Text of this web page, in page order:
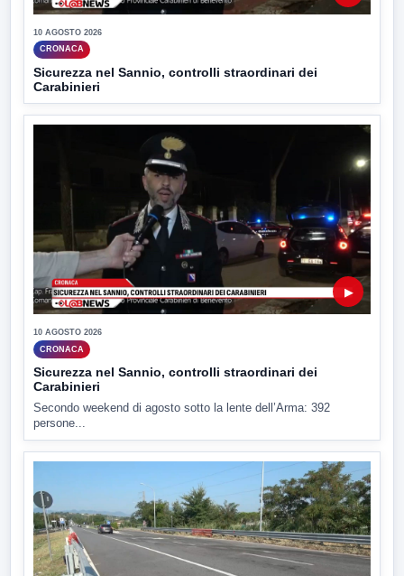
10 AGOSTO 2026
CRONACA
Sicurezza nel Sannio, controlli straordinari dei
Carabinieri
▶
10 AGOSTO 2026
CRONACA
Sicurezza nel Sannio, controlli straordinari dei
Carabinieri
Secondo weekend di agosto sotto la lente dell’Arma: 392
persone...